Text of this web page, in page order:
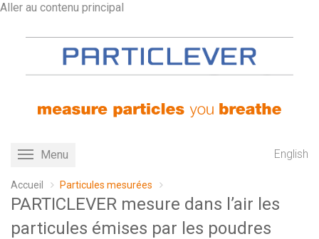
Aller au contenu principal
Toggle
Menu English
Accueil Particules mesurées
PARTICLEVER mesure dans l’air les
particules émises par les poudres